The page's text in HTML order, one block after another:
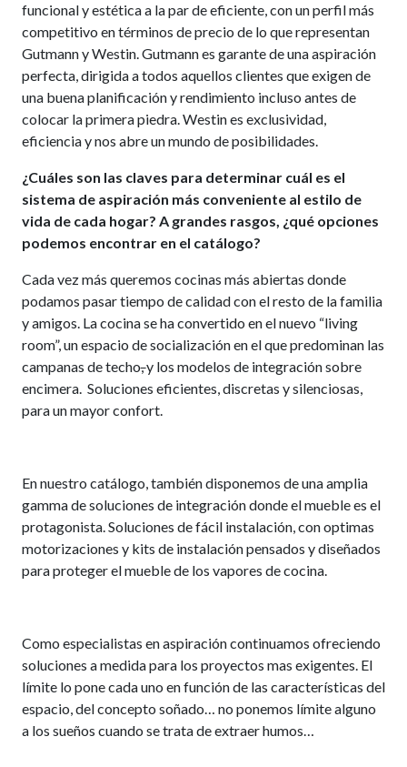
funcional y estética a la par de eficiente, con un perfil más
competitivo en términos de precio de lo que representan
Gutmann y Westin. Gutmann es garante de una aspiración
perfecta, dirigida a todos aquellos clientes que exigen de
una buena planificación y rendimiento incluso antes de
colocar la primera piedra. Westin es exclusividad,
eficiencia y nos abre un mundo de posibilidades.
¿Cuáles son las claves para determinar cuál es el
sistema de aspiración más conveniente al estilo de
vida de cada hogar? A grandes rasgos, ¿qué opciones
podemos encontrar en el catálogo?
Cada vez más queremos cocinas más abiertas donde
podamos pasar tiempo de calidad con el resto de la familia
y amigos. La cocina se ha convertido en el nuevo “living
room”, un espacio de socialización en el que predominan las
campanas de techo,y los modelos de integración sobre
encimera. Soluciones eficientes, discretas y silenciosas,
para un mayor confort.
En nuestro catálogo, también disponemos de una amplia
gamma de soluciones de integración donde el mueble es el
protagonista. Soluciones de fácil instalación, con optimas
motorizaciones y kits de instalación pensados y diseñados
para proteger el mueble de los vapores de cocina.
Como especialistas en aspiración continuamos ofreciendo
soluciones a medida para los proyectos mas exigentes. El
límite lo pone cada uno en función de las características del
espacio, del concepto soñado… no ponemos límite alguno
a los sueños cuando se trata de extraer humos…